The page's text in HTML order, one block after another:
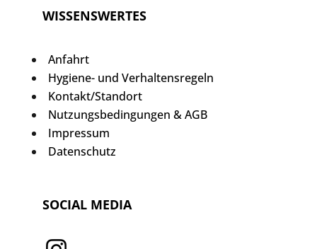
WISSENSWERTES
Anfahrt
Hygiene- und Verhaltensregeln
Kontakt/Standort
Nutzungsbedingungen & AGB
Impressum
Datenschutz
SOCIAL MEDIA